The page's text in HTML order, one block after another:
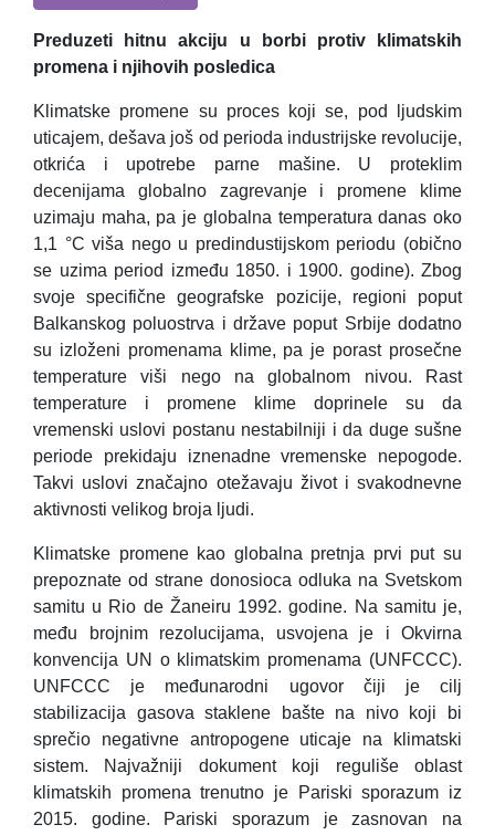
Preduzeti hitnu akciju u borbi protiv klimatskih
promena i njihovih posledica
Klimatske promene su proces koji se, pod ljudskim
uticajem, dešava još od perioda industrijske revolucije,
otkrića i upotrebe parne mašine. U proteklim
decenijama globalno zagrevanje i promene klime
uzimaju maha, pa je globalna temperatura danas oko
1,1 °С viša nego u predindustijskomperiodu (obično
se uzima period između 1850. i 1900. godine). Zbog
svoje specifične geografske pozicije, regioni poput
Balkanskog poluostrva i države poput Srbije dodatno
su izloženi promenama klime, pa je porast prosečne
temperature viši nego na globalnom nivou. Rast
temperature i promene klime doprinele su da
vremenski uslovi postanu nestabilniji i da duge sušne
periode prekidaju iznenadne vremenske nepogode.
Takvi uslovi značajno otežavaju život i svakodnevne
aktivnosti velikog broja ljudi.
Klimatske promene kao globalna pretnja prvi put su
prepoznate od strane donosioca odluka na Svetskom
samitu u Rio de Žaneiru 1992. godine. Na samitu je,
među brojnim rezolucijama, usvojena je i Okvirna
konvencija UN o klimatskim promenama (UNFCCC).
UNFCCC je međunarodni ugovor čiji je cilj
stabilizacija gasova staklene bašte na nivo koji bi
sprečio negativne antropogeneuticaje na klimatski
sistem. Najvažniji dokument koji reguliše oblast
klimatskih promena trenutno je Pariski sporazum iz
2015. godine. Pariski sporazum je zasnovan na